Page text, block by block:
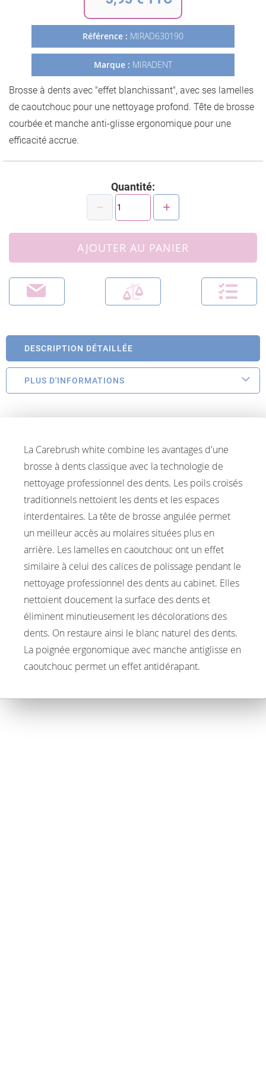
Galerie
Référence : MIRAD630190
Marque : MIRADENT
Brosse à dents avec "effet blanchissant", avec ses lamelles
de caoutchouc pour une nettoyage profond. Tête de brosse
courbée et manche anti-glisse ergonomique pour une
efficacité accrue.
Quantité:
AJOUTER AU PANIER
DESCRIPTION DÉTAILLÉE
PLUS D'INFORMATIONS
La Carebrush white combine les avantages d'une
brosse à dents classique avec la technologie de
nettoyage professionnel des dents. Les poils croisés
traditionnels nettoient les dents et les espaces
interdentaires. La tête de brosse angulée permet
un meilleur accès au molaires situées plus en
arrière. Les lamelles en caoutchouc ont un effet
similaire à celui des calices de polissage pendant le
nettoyage professionnel des dents au cabinet. Elles
nettoient doucement la surface des dents et
éliminent minutieusement les décolorations des
dents. On restaure ainsi le blanc naturel des dents.
La poignée ergonomique avec manche antiglisse en
caoutchouc permet un effet antidérapant.